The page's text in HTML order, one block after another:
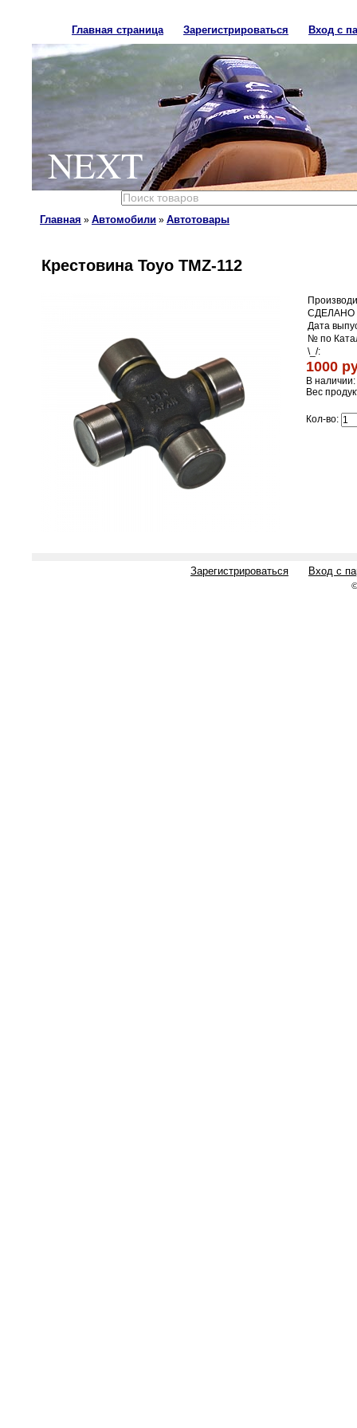
Главная страница Зарегистрироваться Вход с
NEXT
Главная » Автомобили » Автотовары
Крестовина Toyo TMZ-112
СДЕЛАНО
Дата
№ по
\_/:
1000
В
Вес
Кол-во:
Зарегистрироваться Вход с